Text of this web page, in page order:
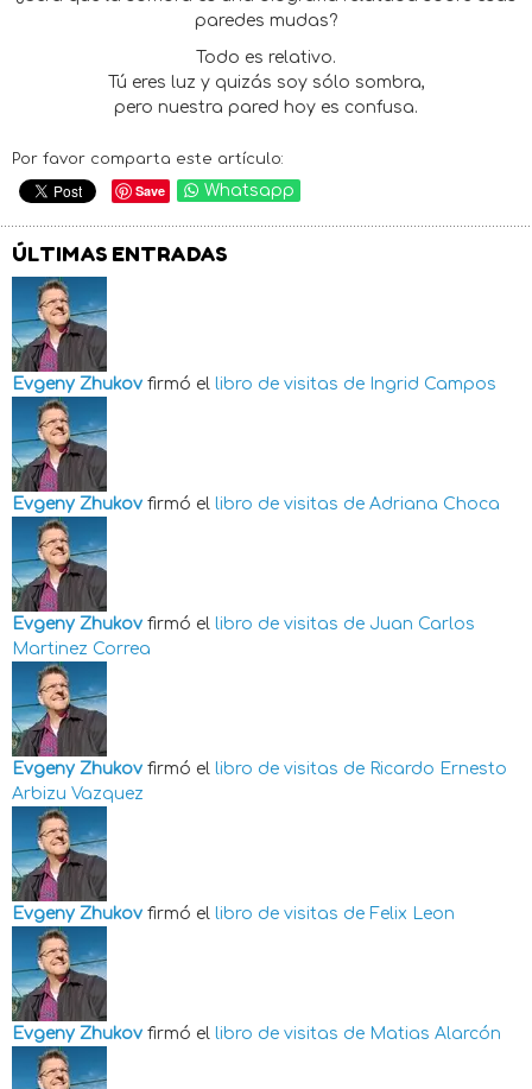
paredes mudas?
Todo es relativo.
Tú eres luz y quizás soy sólo sombra,
pero nuestra pared hoy es confusa.
Por favor comparta este artículo:
Save Whatsapp
ÚLTIMAS ENTRADAS
Evgeny Zhukov firmó el libro de visitas de Ingrid Campos
Evgeny Zhukov firmó el libro de visitas de Adriana Choca
Evgeny Zhukov firmó el libro de visitas de Juan Carlos
Martinez Correa
Evgeny Zhukov firmó el libro de visitas de Ricardo Ernesto
Arbizu Vazquez
Evgeny Zhukov firmó el libro de visitas de Felix Leon
Evgeny Zhukov firmó el libro de visitas de Matias Alarcón